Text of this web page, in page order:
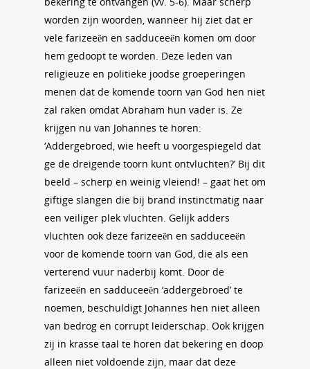
worden zijn woorden, wanneer hij ziet dat er
vele farizeeën en sadduceeën komen om door
hem gedoopt te worden. Deze leden van
religieuze en politieke joodse groeperingen
menen dat de komende toorn van God hen niet
zal raken omdat Abraham hun vader is. Ze
krijgen nu van Johannes te horen:
‘Addergebroed, wie heeft u voorgespiegeld dat
ge de dreigende toorn kunt ontvluchten?’ Bij dit
beeld – scherp en weinig vleiend! – gaat het om
giftige slangen die bij brand instinctmatig naar
een veiliger plek vluchten. Gelijk adders
vluchten ook deze farizeeën en sadduceeën
voor de komende toorn van God, die als een
verterend vuur naderbij komt. Door de
farizeeën en sadduceeën ‘addergebroed’ te
noemen, beschuldigt Johannes hen niet alleen
van bedrog en corrupt leiderschap. Ook krijgen
zij in krasse taal te horen dat bekering en doop
alleen niet voldoende zijn, maar dat deze